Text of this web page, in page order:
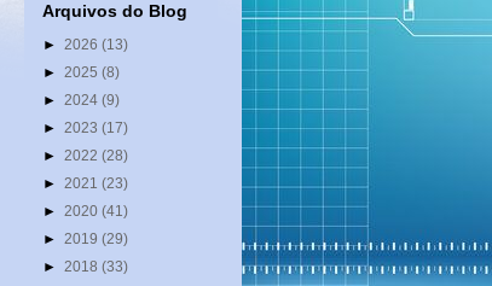
Arquivos do Blog
► 2026 (13)
► 2025 (8)
► 2024 (9)
► 2023 (17)
► 2022 (28)
► 2021 (23)
► 2020 (41)
► 2019 (29)
► 2018 (33)